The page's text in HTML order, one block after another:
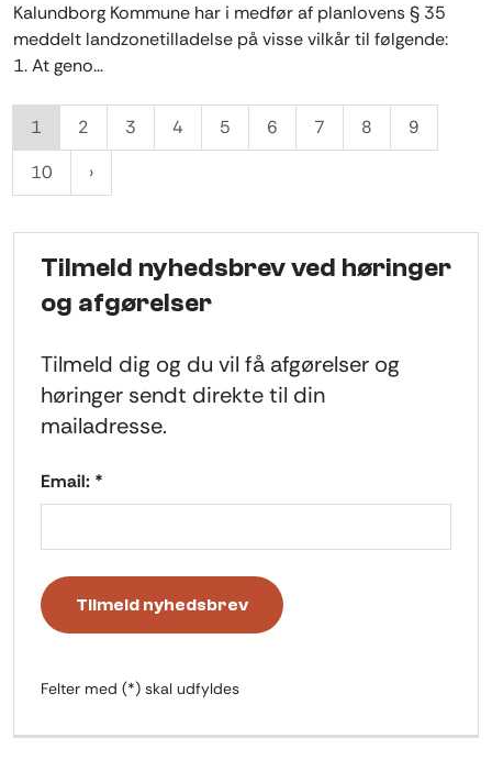
Kalundborg Kommune har i medfør af planlovens § 35
meddelt landzonetilladelse på visse vilkår til følgende:
1. At geno...
1 2 3 4 5 6 7 8
9
10
Tilmeld nyhedsbrev ved høringer
og afgørelser
Tilmeld dig og du vil få afgørelser og
høringer sendt direkte til din
mailadresse.
Email: *
Tilmeld nyhedsbrev
Felter med (*) skal udfyldes